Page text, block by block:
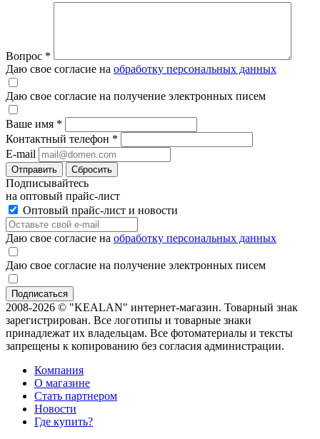
Вопрос *
Даю свое согласие на обработку персональных данных
Даю свое согласие на получение электронных писем
Ваше имя *
Контактный телефон *
E-mail
Отправить Сбросить
Подписывайтесь
на оптовый прайс-лист
Оптовый прайс-лист и новости
Даю свое согласие на обработку персональных данных
Даю свое согласие на получение электронных писем
2008-2026 © "KEALAN" интернет-магазин. Товарный знак
зарегистрирован. Все логотипы и товарные знаки
принадлежат их владельцам. Все фотоматериалы и тексты
запрещены к копированию без согласия администрации.
Компания
О магазине
Стать партнером
Новости
Где купить?